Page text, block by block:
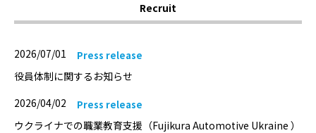
Recruit
2026/07/01 Press release
役員体制に関するお知らせ
2026/04/02
Press release
ウクライナでの職業教育支援（Fujikura Automotive Ukraine ）